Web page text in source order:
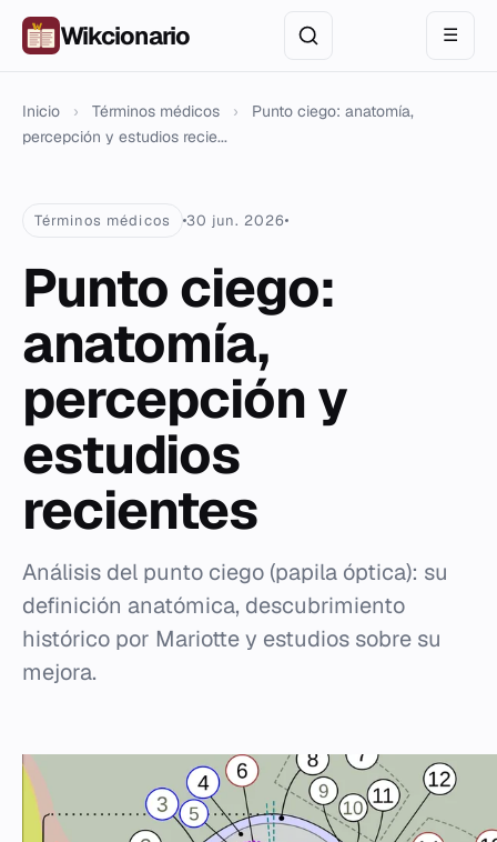
Wikcionario ☰
Inicio › Términos médicos ›
Punto ciego: anatomía,
percepción y estudios recie...
Términos médicos 30 jun. 2026
Punto ciego:
anatomía,
percepción y
estudios
recientes
Análisis del punto ciego (papila óptica): su
definición anatómica, descubrimiento
histórico por Mariotte y estudios sobre su
mejora.